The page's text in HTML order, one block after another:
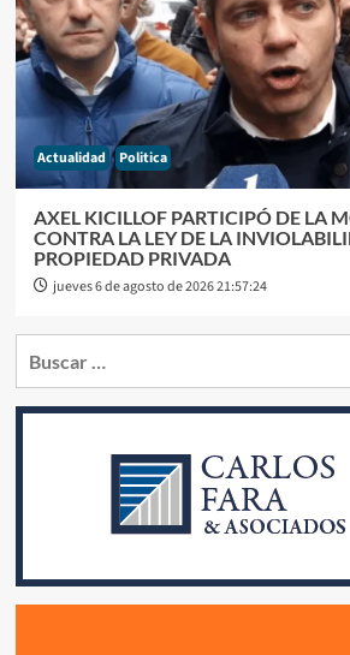
Actualidad Politica
AXEL KICILLOF PARTICIPÓ DE LA
CONTRA LA LEY DE LA
PROPIEDAD PRIVADA
jueves 6 de agosto de 2026 21:57:24